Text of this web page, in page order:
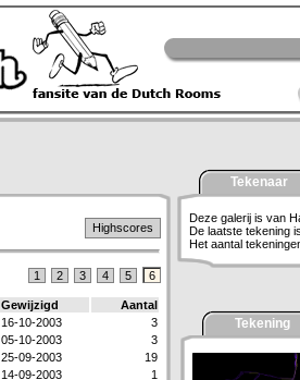
Highscores
1 2 3 4 5 6
Gewijzigd
Aantal
16-10-2003
3
05-10-2003
3
25-09-2003
19
14-09-2003
1
Tekenaar
Deze galerij is van
De laatste tekening
Het aantal
Tekening